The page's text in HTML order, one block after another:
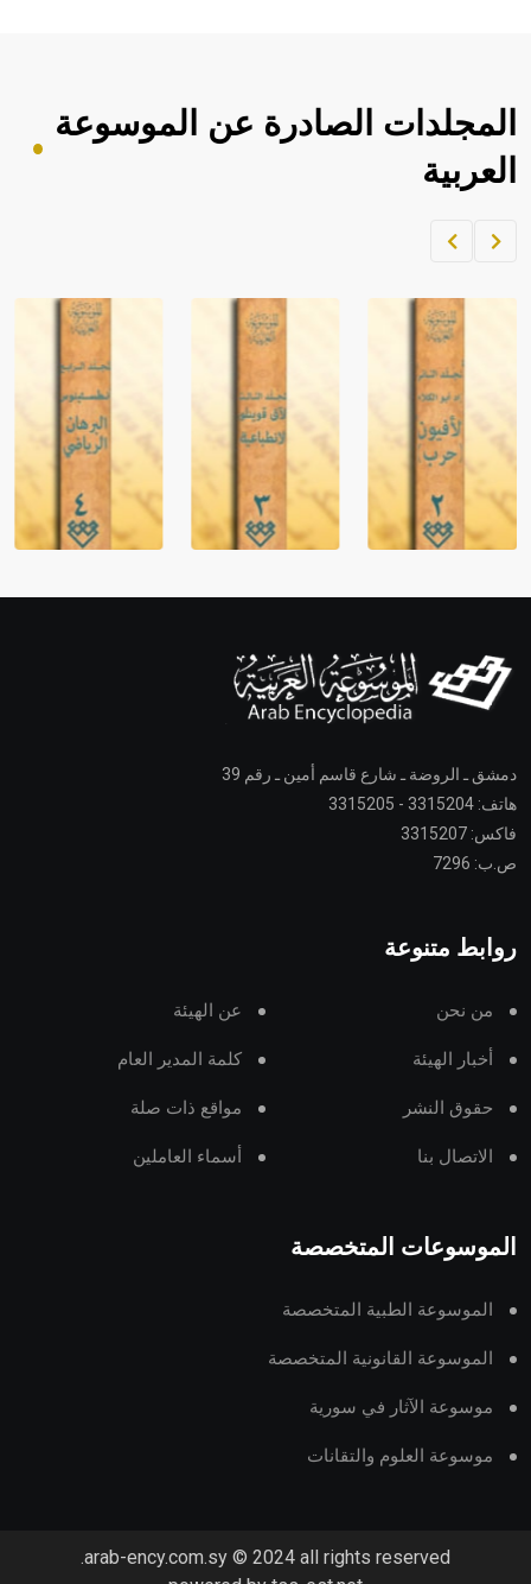
المجلدات الصادرة عن الموسوعة
العربية
دمشق ـ الروضة ـ شارع قاسم أمين ـ رقم 39
هاتف: 3315204 - 3315205
فاكس: 3315207
ص.ب: 7296
روابط متنوعة
من نحن عن الهيئة
أخبار الهيئة كلمة المدير العام
حقوق النشر مواقع ذات صلة
الاتصال بنا أسماء العاملين
الموسوعات المتخصصة
الموسوعة الطبية المتخصصة
الموسوعة القانونية المتخصصة
موسوعة الآثار في سورية
موسوعة العلوم والتقانات
arab-ency.com.sy © 2024 all rights reserved.